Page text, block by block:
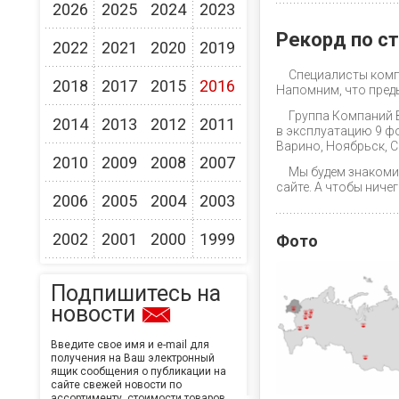
2026
2025 2024 2023
2022 2021 2020 2019
2018 2017 2015 2016
2014 2013 2012 2011
2010 2009 2008 2007
2006 2005 2004 2003
2002 2001 2000 1999
Подпишитесь на
новости
Введите свое имя и e-mail для
получения на Ваш электронный
ящик сообщения о публикации на
сайте свежей новости по
Рекорд по
Специалисты
Напомним, что
Группа Компаний
в эксплуатацию 9
Варино, Ноябрьск,
Мы будем
сайте. А чтобы
Фото